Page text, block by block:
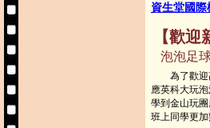
資生堂國
【歡
泡泡足
為了歡迎高
應英科大玩
學到金山玩
班上同學更